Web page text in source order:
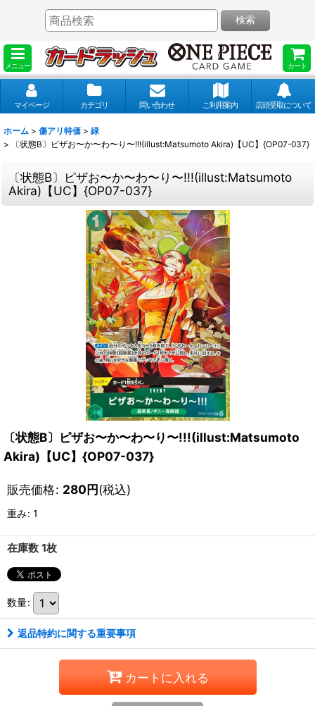
メニュー カート
検索
マイページ カテゴリ 問い合わせ ご利用案内 店頭受取について
ホーム > 傷アリ特価 > 緑
>
〔状態B〕ピザお〜か〜わ〜り〜!!!(illust:Matsumoto Akira)【UC】{OP07-037}
〔状態B〕ピザお〜か〜わ〜り〜!!!(illust:Matsumoto
Akira)【UC】{OP07-037}
〔状態B〕ピザお〜か〜わ〜り〜!!!(illust:Matsumoto
Akira)【UC】{OP07-037}
販売価格: 280円(税込)
重み: 1
在庫数 1枚
数量:
返品特約に関する重要事項
カートに入れる